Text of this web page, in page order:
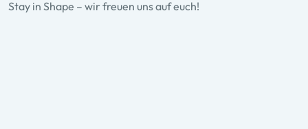
Stay in Shape – wir freuen uns auf euch!
Geld gemacht werden. Bei einer Tour